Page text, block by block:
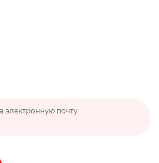
электронную почту